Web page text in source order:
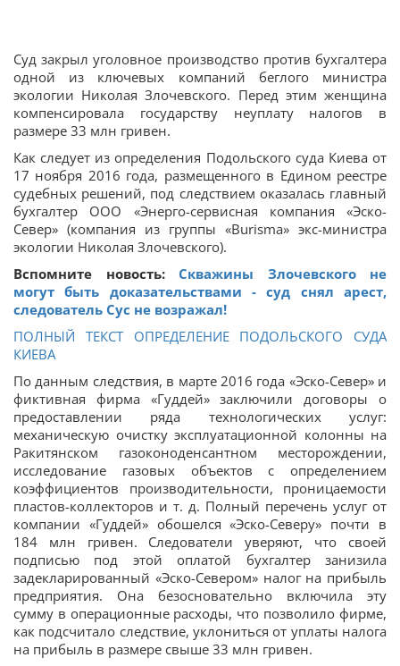
Суд закрыл уголовное производство против бухгалтера
одной из ключевых компаний беглого министра
экологии Николая Злочевского. Перед этим женщина
компенсировала государству неуплату налогов в
размере 33 млн гривен.
Как следует из определения Подольского суда Киева от
17 ноября 2016 года, размещенного в Едином реестре
судебных решений, под следствием оказалась главный
бухгалтер ООО «Энерго-сервисная компания «Эско-
Север» (компания из группы «Burisma» экс-министра
экологии Николая Злочевского).
Вспомните новость: Скважины Злочевского не
могут быть доказательствами - суд снял арест,
следователь Сус не возражал!
ПОЛНЫЙ ТЕКСТ ОПРЕДЕЛЕНИЕ ПОДОЛЬСКОГО СУДА
КИЕВА
По данным следствия, в марте 2016 года «Эско-Север» и
фиктивная фирма «Гуддей» заключили договоры о
предоставлении ряда технологических услуг:
механическую очистку эксплуатационной колонны на
Ракитянском газоконоденсантном месторождении,
исследование газовых объектов с определением
коэффициентов производительности, проницаемости
пластов-коллекторов и т. д. Полный перечень услуг от
компании «Гуддей» обошелся «Эско-Северу» почти в
184 млн гривен. Следователи уверяют, что своей
подписью под этой оплатой бухгалтер занизила
задекларированный «Эско-Севером» налог на прибыль
предприятия. Она безосновательно включила эту
сумму в операционные расходы, что позволило фирме,
как подсчитало следствие, уклониться от уплаты налога
на прибыль в размере свыше 33 млн гривен.